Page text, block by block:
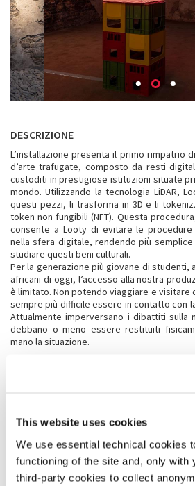
This website uses cookies
We use essential technical cookies
functioning of the site and, only with
third-party cookies to collect
DESCRIZIONE
L’installazione presenta il primo rimpatrio
d’arte trafugate, composto da resti
custoditi in prestigiose istituzioni situate
mondo. Utilizzando la tecnologia LiDAR,
questi pezzi, li trasforma in 3D e li
token non fungibili (NFT). Questa
consente a Looty di evitare le
nella sfera digitale, rendendo più
studiare questi beni culturali.
Per la generazione più giovane di
africani di oggi, l’accesso alla nostra
è limitato. Non potendo viaggiare e
sempre più difficile essere in contatto con
Attualmente imperversano i dibattiti sulla
debbano o meno essere restituiti
mano la situazione.
Owo Anietie (Digital Artist),
(Composer/Multidisciplinary
(Photography/Videography), Itohan
Atkinson (3D Concept Visual), Emma
Con il supporto aggiuntivo di
African Futures Institute